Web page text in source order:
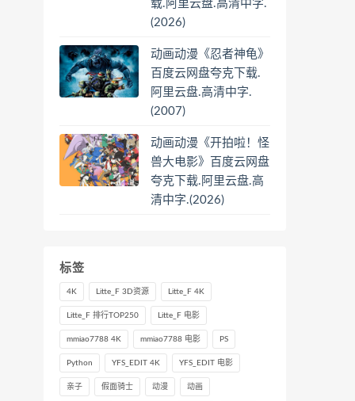
载.阿里云盘.高清中字.
(2026)
动画动漫《忍者神龟》
百度云网盘夸克下载.
阿里云盘.高清中字.
(2007)
动画动漫《开拍啦！怪
兽大电影》百度云网盘
夸克下载.阿里云盘.高
清中字.(2026)
标签
4K Litte_F 3D资源 Litte_F 4K
Litte_F 排行TOP250 Litte_F 电影
mmiao7788 4K mmiao7788 电影 PS
Python YFS_EDIT 4K YFS_EDIT 电影
亲子 假面骑士 动漫 动画